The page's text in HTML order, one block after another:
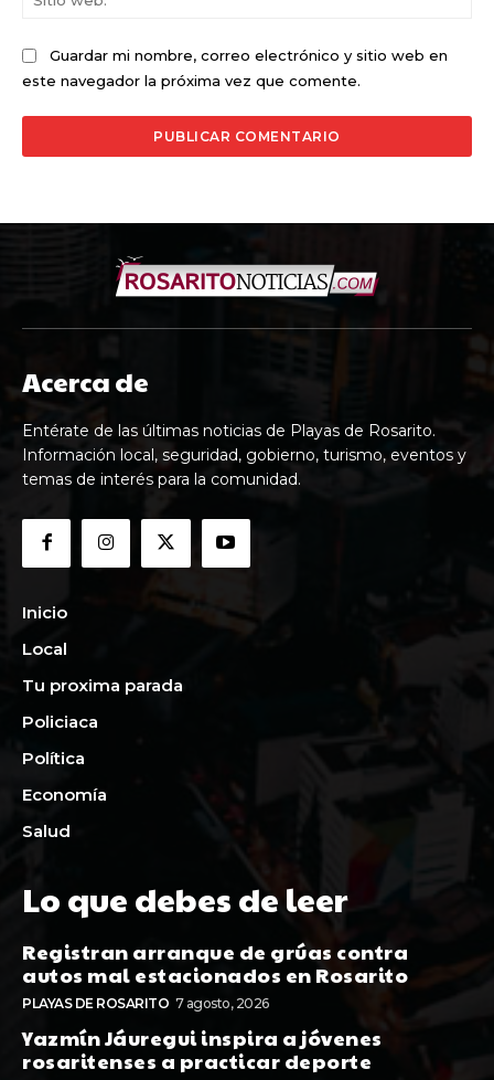
Guardar mi nombre, correo electrónico y sitio web en
este navegador la próxima vez que comente.
Acerca de
Entérate de las últimas noticias de Playas de Rosarito.
Información local, seguridad, gobierno, turismo, eventos y
temas de interés para la comunidad.
Inicio
Local
Tu proxima parada
Policiaca
Política
Economía
Salud
Lo que debes de leer
Registran arranque de grúas contra
autos mal estacionados en Rosarito
PLAYAS DE ROSARITO 7 agosto, 2026
Yazmín Jáuregui inspira a jóvenes
rosaritenses a practicar deporte